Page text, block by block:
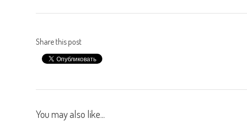
Share this post
You may also like...